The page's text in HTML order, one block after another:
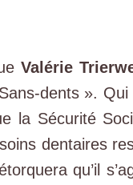
Valérie
dents ».
la Sécurité
dentaires
qu’il